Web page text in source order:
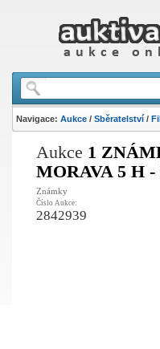
Navigace: Aukce/ Sběratelství/
Aukce 1
MORAVA 5 H
Známky
Číslo Aukce:
2842939